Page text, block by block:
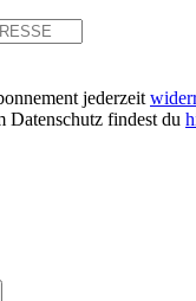
jederzeit
Datenschutz findest du